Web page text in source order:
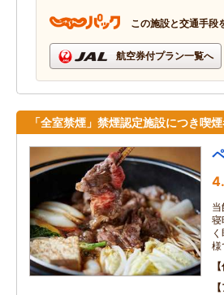
この施設と交通手段
航空券付プラン一覧へ
「全室禁煙」禁煙認定施設につき喫
寝
様